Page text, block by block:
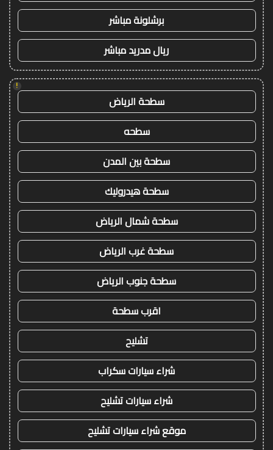
برشلونة مباشر
ريال مدريد مباشر
!
سطحة الرياض
سطحه
سطحة بين المدن
سطحة هيدروليك
سطحة شمال الرياض
سطحة غرب الرياض
سطحة جنوب الرياض
اقرب سطحة
تشليح
شراء سيارات سكراب
شراء سيارات تشليح
موقع شراء سيارات تشليح